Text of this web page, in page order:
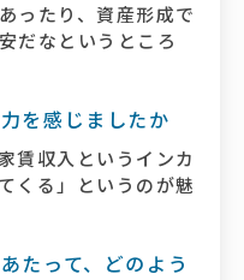
ったり、資産形成で
だなというところ
を感じましたか
賃収入というインカ
くる」というのが魅
たって、どのよう